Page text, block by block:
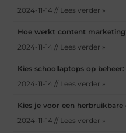
2024-11-14 // Lees verder »
Hoe werkt content
2024-11-14 // Lees verder »
Kies schoollaptops op
2024-11-14 // Lees verder »
Kies je voor een
2024-11-14 // Lees verder »